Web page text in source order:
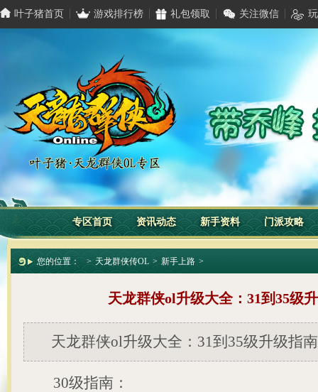
叶子猪首页 游戏排行榜 礼包领取 关注微信
专区首页 资讯动态 新手资料 门派攻略
您的位置： > 天龙群侠传OL > 新手上路 >
天龙群侠ol升级大全：31到35级
天龙群侠ol升级大全：31到35级升级指南
30级指南：